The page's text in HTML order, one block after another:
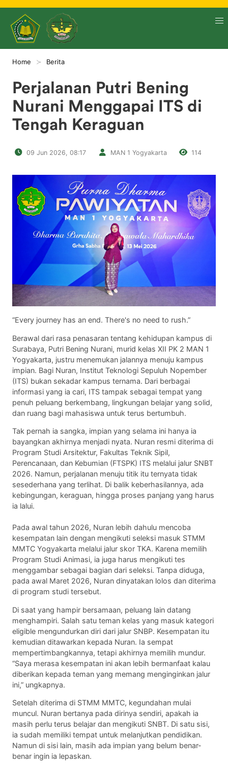
Home Berita
Perjalanan Putri Bening
Nurani Menggapai ITS di
Tengah Keraguan
09 Jun 2026, 08:17 MAN 1 Yogyakarta 114
“Every journey has an end. There's no need to rush.”
Berawal dari rasa penasaran tentang kehidupan kampus di
Surabaya, Putri Bening Nurani, murid kelas XII PK 2 MAN 1
Yogyakarta, justru menemukan jalannya menuju kampus
impian. Bagi Nuran, Institut Teknologi Sepuluh Nopember
(ITS) bukan sekadar kampus ternama. Dari berbagai
informasi yang ia cari, ITS tampak sebagai tempat yang
penuh peluang berkembang, lingkungan belajar yang solid,
dan ruang bagi mahasiswa untuk terus bertumbuh.
Tak pernah ia sangka, impian yang selama ini hanya ia
bayangkan akhirnya menjadi nyata. Nuran resmi diterima di
Program Studi Arsitektur, Fakultas Teknik Sipil,
Perencanaan, dan Kebumian (FTSPK) ITS melalui jalur SNBT
2026. Namun, perjalanan menuju titik itu ternyata tidak
sesederhana yang terlihat. Di balik keberhasilannya, ada
kebingungan, keraguan, hingga proses panjang yang harus
ia lalui.
Pada awal tahun 2026, Nuran lebih dahulu mencoba
kesempatan lain dengan mengikuti seleksi masuk STMM
MMTC Yogyakarta melalui jalur skor TKA. Karena memilih
Program Studi Animasi, ia juga harus mengikuti tes
menggambar sebagai bagian dari seleksi. Tanpa diduga,
pada awal Maret 2026, Nuran dinyatakan lolos dan diterima
di program studi tersebut.
Di saat yang hampir bersamaan, peluang lain datang
menghampiri. Salah satu teman kelas yang masuk kategori
eligible mengundurkan diri dari jalur SNBP. Kesempatan itu
kemudian ditawarkan kepada Nuran. Ia sempat
mempertimbangkannya, tetapi akhirnya memilih mundur.
“Saya merasa kesempatan ini akan lebih bermanfaat kalau
diberikan kepada teman yang memang menginginkan jalur
ini,” ungkapnya.
Setelah diterima di STMM MMTC, kegundahan mulai
muncul. Nuran bertanya pada dirinya sendiri, apakah ia
masih perlu terus belajar dan mengikuti SNBT. Di satu sisi,
ia sudah memiliki tempat untuk melanjutkan pendidikan.
Namun di sisi lain, masih ada impian yang belum benar-
benar ingin ia lepaskan.